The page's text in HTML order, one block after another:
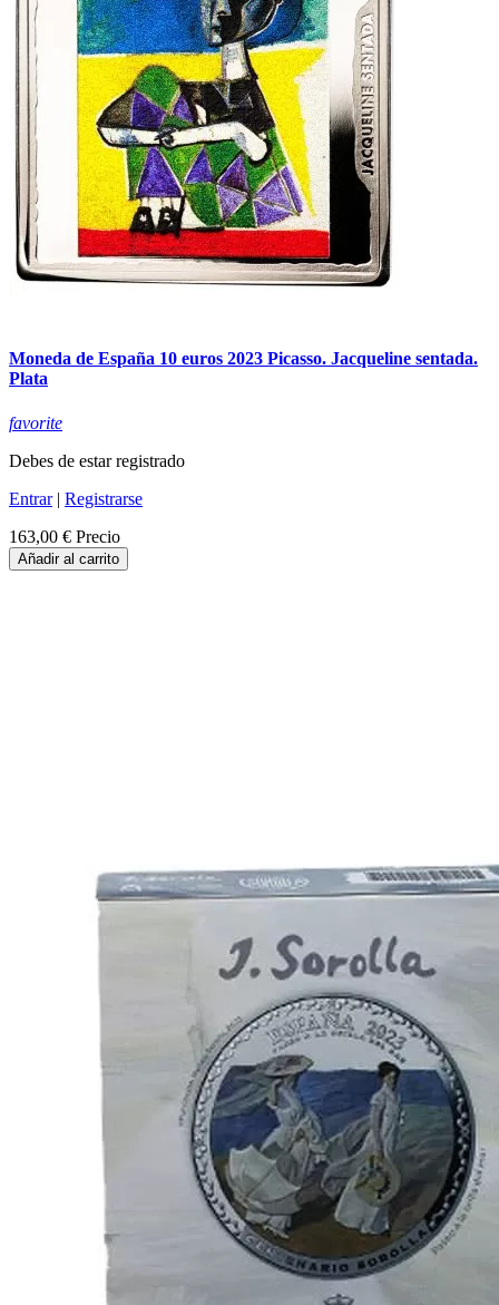
Moneda de España 10 euros 2023 Picasso. Jacqueline sentada.
Plata
favorite
Debes de estar registrado
Entrar| Registrarse
163,00 € Precio
Añadir al carrito